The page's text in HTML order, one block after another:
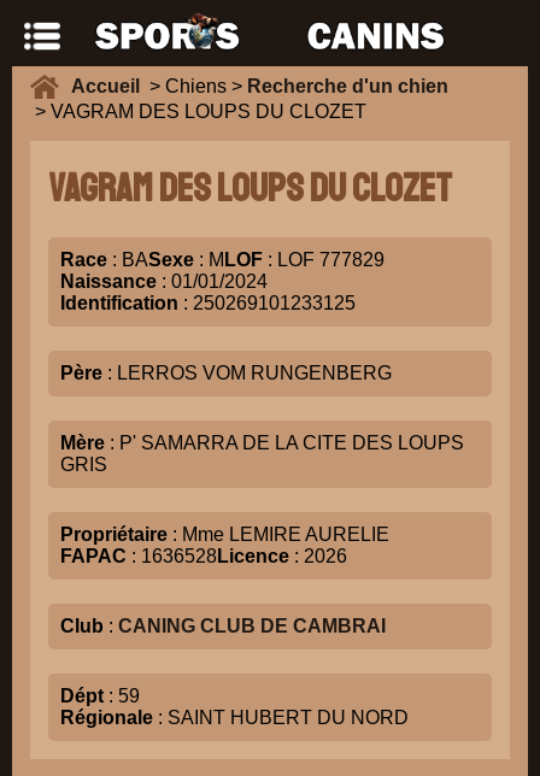
Accueil > Chiens > Recherche d'un chien
> VAGRAM DES LOUPS DU CLOZET
VAGRAM DES LOUPS DU CLOZET
Race : BASexe : M LOF : LOF 777829
Naissance : 01/01/2024
Identification : 250269101233125
Père : LERROS VOM RUNGENBERG
Mère : P' SAMARRA DE LA CITE DES LOUPS
GRIS
Propriétaire : Mme LEMIRE AURELIE
FAPAC : 1636528Licence : 2026
Club : CANING CLUB DE CAMBRAI
Dépt : 59
Régionale : SAINT HUBERT DU NORD